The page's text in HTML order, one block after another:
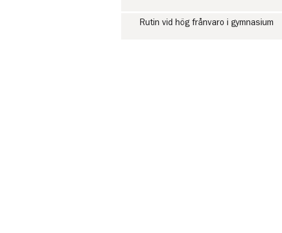
Rutin vid hög frånvaro i gymnasium